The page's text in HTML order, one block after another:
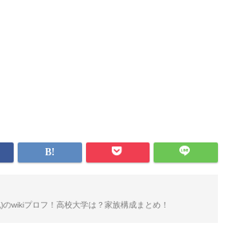
wikiプロフ！高校大学は？家族構成まとめ！